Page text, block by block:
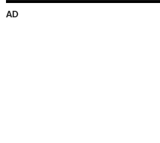
AD